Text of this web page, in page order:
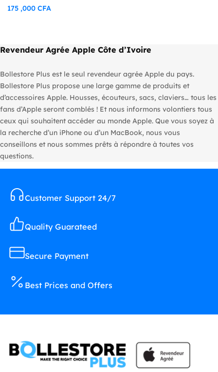
175 ,000 CFA
Revendeur Agrée Apple Côte d’Ivoire
Bollestore Plus est le seul revendeur agrée Apple du pays.
Bollestore Plus propose une large gamme de produits et
d’accessoires Apple. Housses, écouteurs, sacs, claviers… tous les
fans d’Apple seront comblés ! Et nous informons volontiers tous
ceux qui souhaitent accéder au monde Apple. Que vous soyez à
la recherche d’un iPhone ou d’un MacBook, nous vous
conseillons et nous sommes prêts à répondre à toutes vos
questions.
Customer Support 24/7
Quality Guarateed
Secure Payment
Best Prices and Offers